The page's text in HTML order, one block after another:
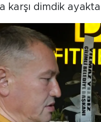
karşı dimdik